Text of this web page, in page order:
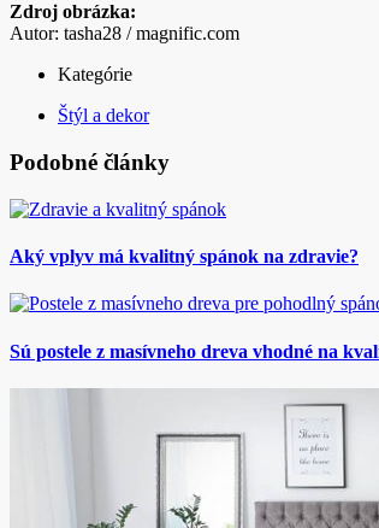
Zdroj obrázka:
Autor: tasha28 / magnific.com
Kategórie
Štýl a dekor
Podobné články
Aký vplyv má kvalitný spánok na zdravie?
Sú postele z masívneho dreva vhodné na